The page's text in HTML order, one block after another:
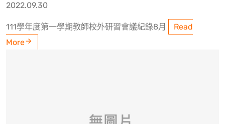
2022.09.30
111學年度第一學期教師校外研習會議紀錄8月
Read
More